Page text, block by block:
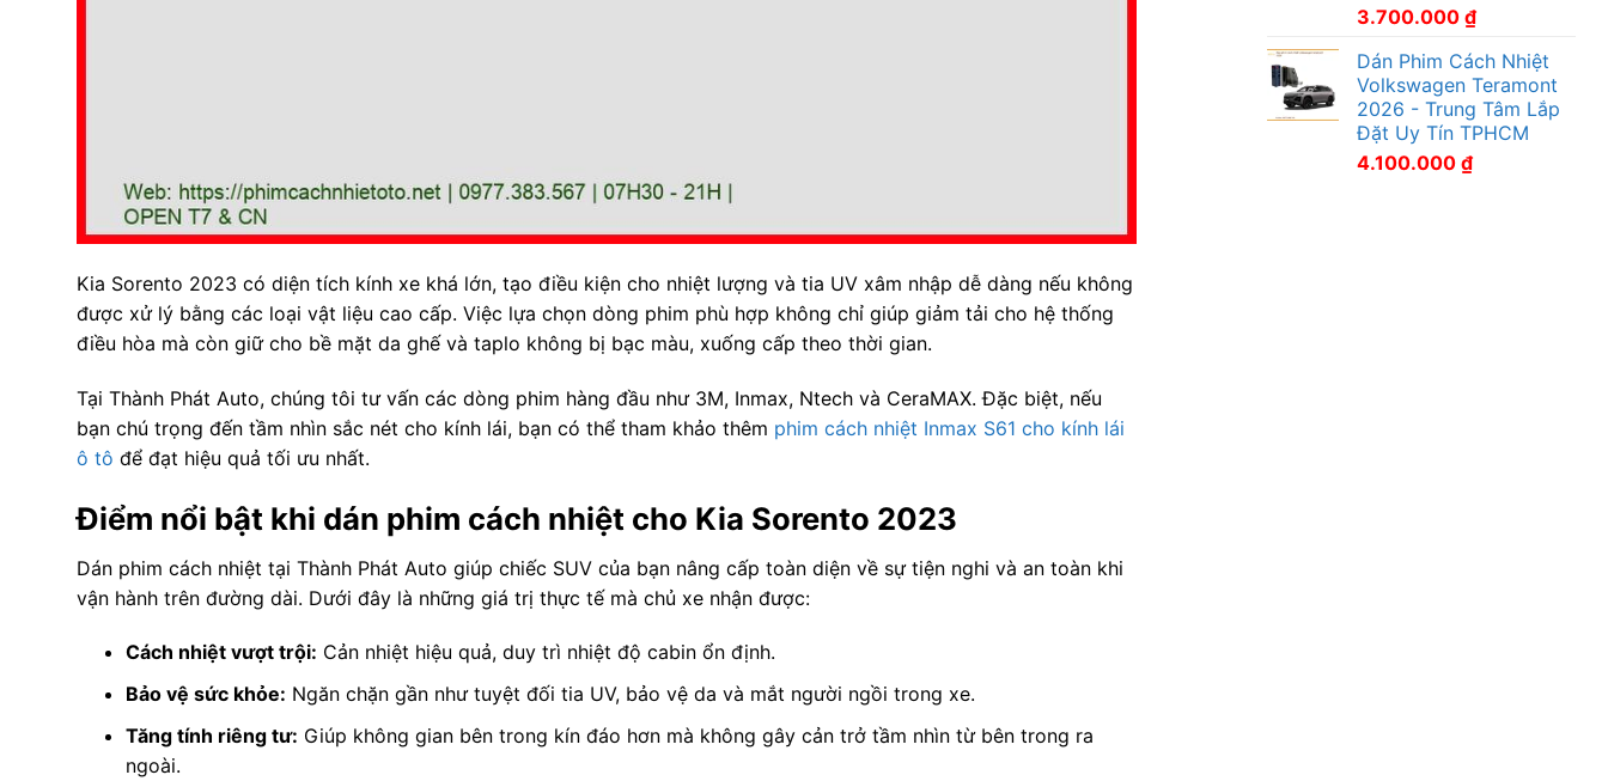
Kia Sorento 2023 có diện tích kính xe khá lớn, tạo điều kiện cho nhiệt lượng và tia UV xâm nhập dễ dàng nếu không
được xử lý bằng các loại vật liệu cao cấp. Việc lựa chọn dòng phim phù hợp không chỉ giúp giảm tải cho hệ thống
điều hòa mà còn giữ cho bề mặt da ghế và taplo không bị bạc màu, xuống cấp theo thời gian.
Tại Thành Phát Auto, chúng tôi tư vấn các dòng phim hàng đầu như 3M, Inmax, Ntech và CeraMAX. Đặc biệt, nếu
bạn chú trọng đến tầm nhìn sắc nét cho kính lái, bạn có thể tham khảo thêm phim cách nhiệt Inmax S61 cho kính lái
ô tô để đạt hiệu quả tối ưu nhất.
Điểm nổi bật khi dán phim cách nhiệt cho Kia Sorento 2023
Dán phim cách nhiệt tại Thành Phát Auto giúp chiếc SUV của bạn nâng cấp toàn diện về sự tiện nghi và an toàn khi
vận hành trên đường dài. Dưới đây là những giá trị thực tế mà chủ xe nhận được:
Cách nhiệt vượt trội: Cản nhiệt hiệu quả, duy trì nhiệt độ cabin ổn định.
Bảo vệ sức khỏe: Ngăn chặn gần như tuyệt đối tia UV, bảo vệ da và mắt người ngồi trong xe.
Tăng tính riêng tư: Giúp không gian bên trong kín đáo hơn mà không gây cản trở tầm nhìn từ bên trong ra
ngoài.
3.700.000 ₫
Dán Phim Cách Nhiệt
Volkswagen Teramont
2026 - Trung Tâm Lắp
Đặt Uy Tín TPHCM
4.100.000 ₫